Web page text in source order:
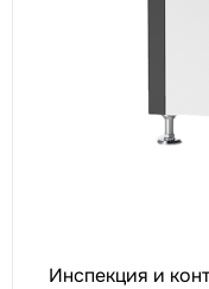
Инспекция и